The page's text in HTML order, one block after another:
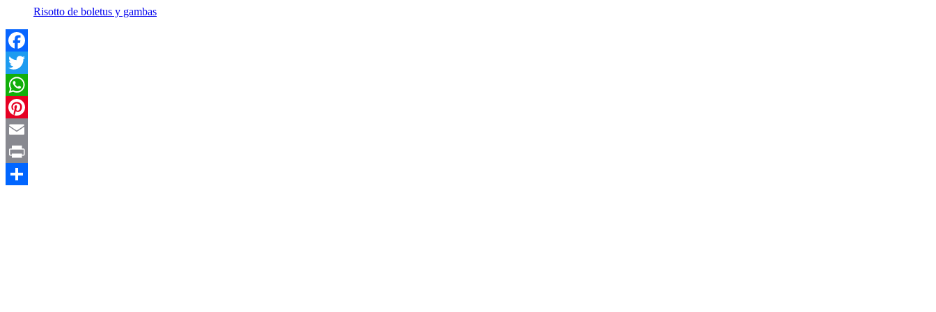
Risotto de boletus y gambas
Facebook
Twitter
WhatsApp
Pinterest
Email
Print